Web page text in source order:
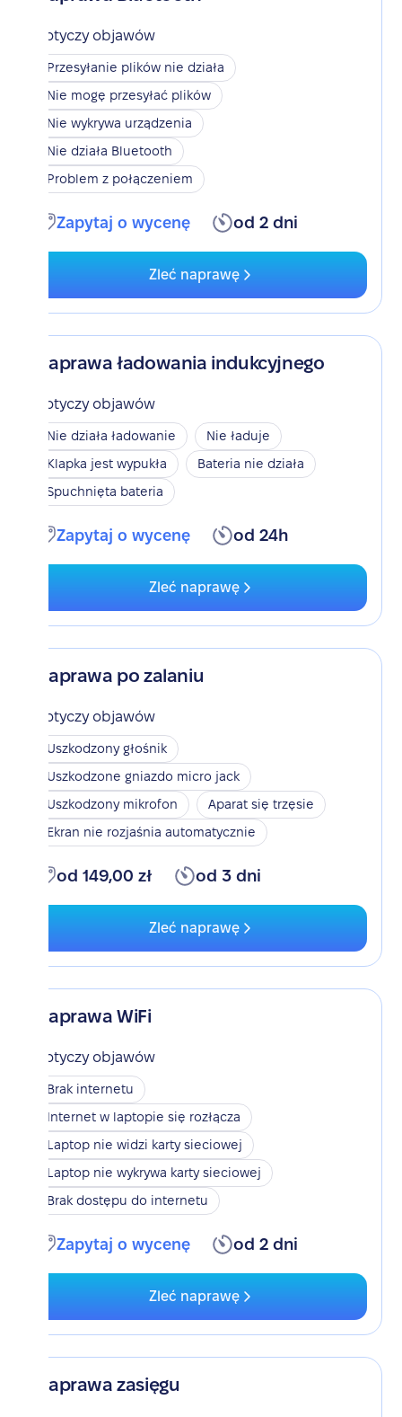
Dotyczy objawów
Przesyłanie plików nie działa
Nie mogę przesyłać plików
Nie wykrywa urządzenia
Nie działa Bluetooth
Problem z połączeniem
Zapytaj o wycenę od 2 dni
Zleć naprawę
Naprawa ładowania indukcyjnego
Dotyczy objawów
Nie działa ładowanie
Nie ładuje
Klapka jest wypukła
Bateria nie działa
Spuchnięta bateria
Zapytaj o wycenę od 24h
Zleć naprawę
Naprawa po zalaniu
Dotyczy objawów
Uszkodzony głośnik
Uszkodzone gniazdo micro jack
Uszkodzony mikrofon
Aparat się trzęsie
Ekran nie rozjaśnia automatycznie
od 149,00 zł od 3 dni
Zleć naprawę
Naprawa WiFi
Dotyczy objawów
Brak internetu
Internet w laptopie się rozłącza
Laptop nie widzi karty sieciowej
Laptop nie wykrywa karty sieciowej
Brak dostępu do internetu
Zapytaj o wycenę od 2 dni
Zleć naprawę
Naprawa zasięgu